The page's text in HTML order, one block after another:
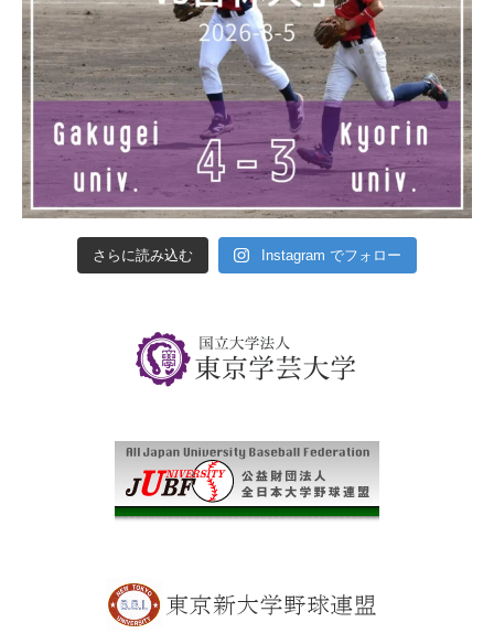
さらに読み込む Instagram でフォロー